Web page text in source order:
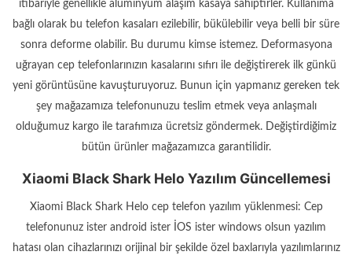
itibariyle genellikle alüminyum alaşım kasaya sahiptirler. Kullanıma
bağlı olarak bu telefon kasaları ezilebilir, bükülebilir veya belli bir süre
sonra deforme olabilir. Bu durumu kimse istemez. Deformasyona
uğrayan cep telefonlarınızın kasalarını sıfırı ile değiştirerek ilk günkü
yeni görüntüsüne kavuşturuyoruz. Bunun için yapmanız gereken tek
şey mağazamıza telefonunuzu teslim etmek veya anlaşmalı
olduğumuz kargo ile tarafımıza ücretsiz göndermek. Değiştirdiğimiz
bütün ürünler mağazamızca garantilidir.
Xiaomi Black Shark Helo Yazılım Güncellemesi
Xiaomi Black Shark Helo cep telefon yazılım yüklenmesi: Cep
telefonunuz ister android ister İOS ister windows olsun yazılım
hatası olan cihazlarınızı orijinal bir şekilde özel baxlarıyla yazılımlarınız